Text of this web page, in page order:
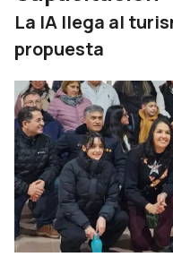
La IA llega al
propuesta